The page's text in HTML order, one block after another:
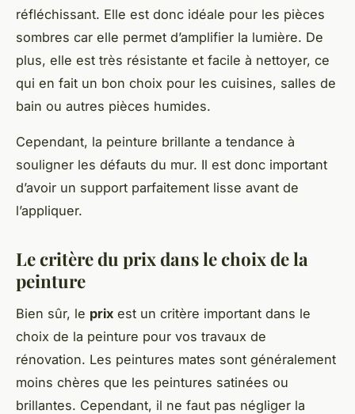
réfléchissant. Elle est donc idéale pour les pièces
sombres car elle permet d’amplifier la lumière. De
plus, elle est très résistante et facile à nettoyer, ce
qui en fait un bon choix pour les cuisines, salles de
bain ou autres pièces humides.
Cependant, la peinture brillante a tendance à
souligner les défauts du mur. Il est donc important
d’avoir un support parfaitement lisse avant de
l’appliquer.
Le critère du prix dans le choix de la
peinture
Bien sûr, le prix est un critère important dans le
choix de la peinture pour vos travaux de
rénovation. Les peintures mates sont généralement
moins chères que les peintures satinées ou
brillantes. Cependant, il ne faut pas négliger la